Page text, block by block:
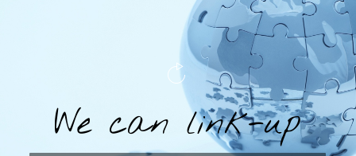
We can link-up